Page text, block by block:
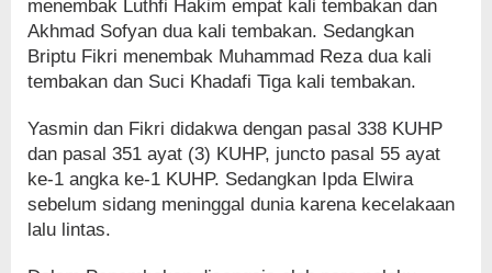
menembak Luthfi Hakim empat kali tembakan dan
Akhmad Sofyan dua kali tembakan. Sedangkan
Briptu Fikri menembak Muhammad Reza dua kali
tembakan dan Suci Khadafi Tiga kali tembakan.
Yasmin dan Fikri didakwa dengan pasal 338 KUHP
dan pasal 351 ayat (3) KUHP, juncto pasal 55 ayat
ke-1 angka ke-1 KUHP. Sedangkan Ipda Elwira
sebelum sidang meninggal dunia karena kecelakaan
lalu lintas.